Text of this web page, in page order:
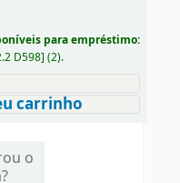
para empréstimo:
D598] (2).
carrinho
o